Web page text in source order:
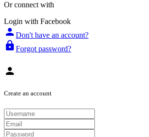
Or connect with
Login with Facebook
person Don't have an account?
lock Forgot password?
person
Create an account